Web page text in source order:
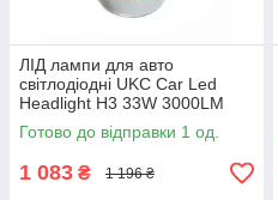
ЛІД лампи для авто
світлодіодні UKC Car Led
Headlight H3 33W 3000LM
4500-5000K (SH005463)
Готово до відправки 1 од.
1 083 ₴ 1 196 ₴